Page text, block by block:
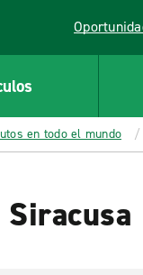
Link opens
en todo el mundo